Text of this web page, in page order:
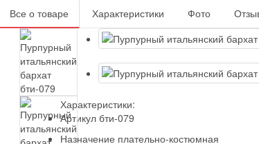
Все о товаре Характеристики Фото
Характеристики:
Артикул бти-079
Назначение плательно-костюмная